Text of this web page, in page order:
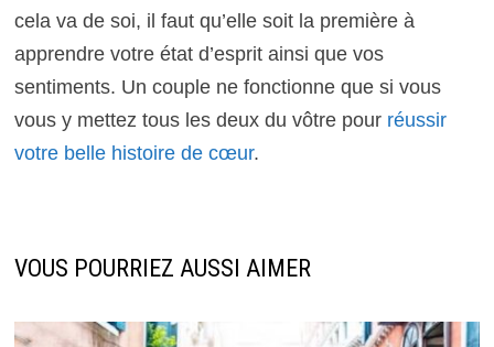
cela va de soi, il faut qu’elle soit la première à
apprendre votre état d’esprit ainsi que vos
sentiments. Un couple ne fonctionne que si vous
vous y mettez tous les deux du vôtre pour réussir
votre belle histoire de cœur.
VOUS POURRIEZ AUSSI AIMER